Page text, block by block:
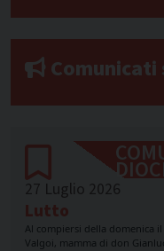
27 Luglio 2026
Lutto
Al compiersi della domenica
Valgoi, mamma di don